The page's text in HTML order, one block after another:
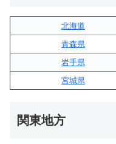
北海道
青森県
岩手県
宮城県
関東地方